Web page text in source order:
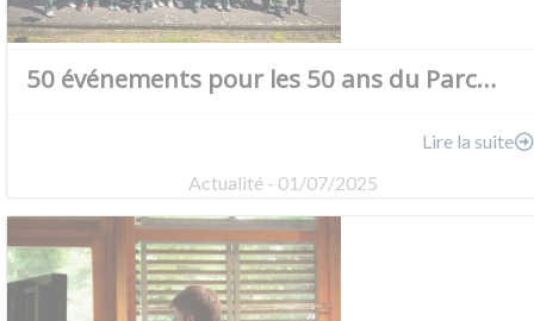
50 événements pour les 50 ans du Parc…
Lire la suite
Actualité - 01/07/2025